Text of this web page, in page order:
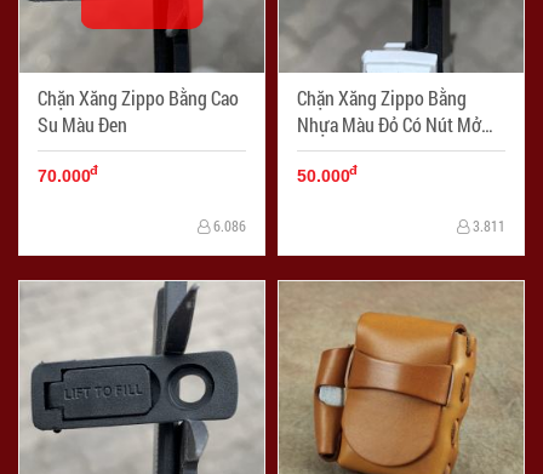
Chặn Xăng Zippo Bằng Cao
Su Màu Đen
70.000đ
6.086
Chặn Xăng Zippo Bằng
Nhựa Màu Đỏ Có Nút Mở
Xăng
50.000đ
3.811